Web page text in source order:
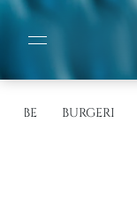
BURGERI